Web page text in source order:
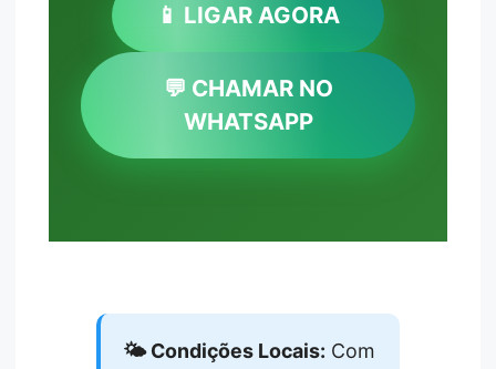
📱 LIGAR AGORA
💬 CHAMAR NO
WHATSAPP
🌤️ Condições Locais: Com